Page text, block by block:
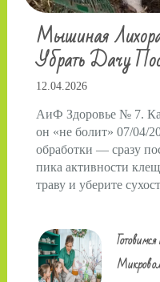
Мышиная
Убрать Дачу
12.04.2026
АиФ Здоровье № 7.
он «не болит» 07/04/
обработки — сразу
пика активности
траву и уберите